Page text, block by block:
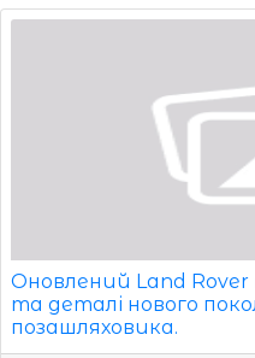
Оновлений Land Rover
та деталі нового
позашляховика.